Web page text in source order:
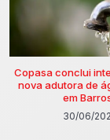
Copasa conclui
nova adutora de
em
30/06/